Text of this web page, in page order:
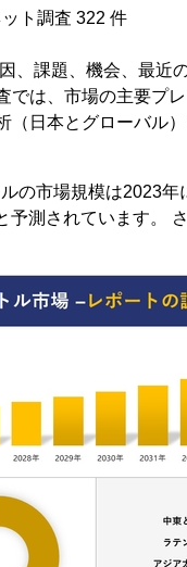
ト調査 322 件
、課題、機会、最近
では、市場の主要プ
日本とグローバル）
の市場規模は2023
測されています。